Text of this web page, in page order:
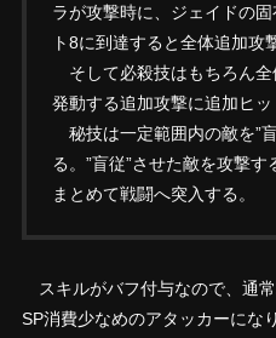
ラが攻撃時に、ジェイドの
ト8に到達すると全体追加攻
そして必殺技はもちろん全
発動する追加攻撃に追加ヒッ
秘技は一定範囲内の敵を”
る。”盲従”させた敵を攻撃す
まとめて戦闘へ突入する。
スキルがバフ付与なので、通
SP消費少なめのアタッカーにな